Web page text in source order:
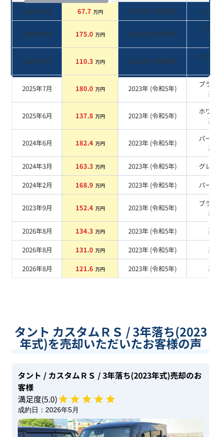
2026年4月
67.7 万円 2023年 (令和5年) パール
2025年9月 175.0 万円 2023年 (令和5年)
ブラッ
系
2025年7月 110.3 万円 2023年 (令和5年)
ホワイ
系
2025年7月 180.0 万円 2023年 (令和5年)
ブラッ
系
2025年6月 137.8 万円 2023年 (令和5年)
ホワイ
系
2024年6月 182.4 万円 2023年 (令和5年)
パープ
系
2024年3月
163.3 万円 2023年 (令和5年) グレー
2024年2月
168.9 万円 2023年 (令和5年) パール
2023年9月 152.4 万円 2023年 (令和5年)
ブラッ
系
2026年8月
134.3 万円 2023年 (令和5年)
系
2026年8月
131.0 万円 2023年 (令和5年)
系
2026年8月
121.6 万円 2023年 (令和5年) 系
タント カスタムＲＳ / 3年落ち(2023
年式)を売却いただいたお客様の声
タント / カスタムＲＳ / 3年落ち(2023年式)売却のお
客様
満足度(5.0)
成約日： 2026年5月